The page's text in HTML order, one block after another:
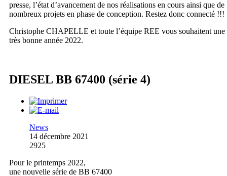
presse, l’état d’avancement de nos réalisations en cours ainsi que de
nombreux projets en phase de conception. Restez donc connecté !!!
Christophe CHAPELLE et toute l’équipe REE vous souhaitent une
très bonne année 2022.
DIESEL BB 67400 (série 4)
News
14 décembre 2021
2925
Pour le printemps 2022,
une nouvelle série de BB 67400